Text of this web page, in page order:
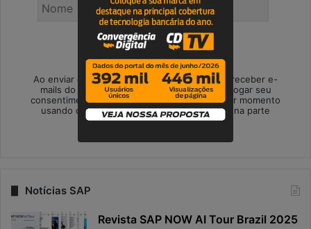
Ao enviar este formulário, você concorda em receber e-
mails do ConvergenciaDigital. Você pode revogar seu
consentimento para receber e-mails a qualquer momento
usando o link de cancelamento, encontrado na parte
inferior de cada e-mail.
Notícias SAP
Revista SAP NOW AI Tour Brazil 2025